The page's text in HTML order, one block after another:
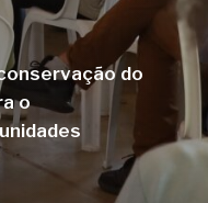
do
o